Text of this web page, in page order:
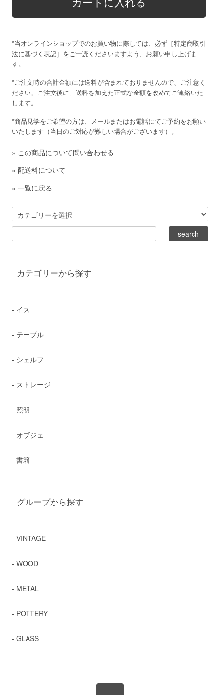
*当オンラインショップでのお買い物に際しては、必ず［特定商取引
法に基づく表記］をご一読くださいますよう、お願い申し上げま
す。
*ご注文時の合計金額には送料が含まれておりませんので、ご注意く
ださい。ご注文後に、送料を加えた正式な金額を改めてご連絡いた
します。
*商品見学をご希望の方は、メールまたはお電話にてご予約をお願い
いたします（当日のご対応が難しい場合がございます）。
» この商品について問い合わせる
»配送料について
»一覧に戻る
カテゴリーから探す
- イス
- テーブル
- シェルフ
- ストレージ
- 照明
- オブジェ
- 書籍
グループから探す
- VINTAGE
- WOOD
- METAL
- POTTERY
- GLASS